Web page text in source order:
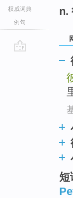
权威词典
例句
n.
短